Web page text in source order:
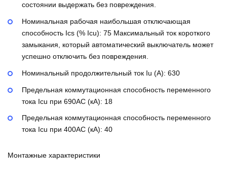
состоянии выдержать без повреждения.
Номинальная рабочая наибольшая отключающая
способность Ics (% Icu): 75 Максимальный ток короткого
замыкания, который автоматический выключатель может
успешно отключить без повреждения.
Номинальный продолжительный ток Iu (А): 630
Предельная коммутационная способность переменного
тока Icu при 690AC (кА): 18
Предельная коммутационная способность переменного
тока Icu при 400АС (кА): 40
Монтажные характеристики